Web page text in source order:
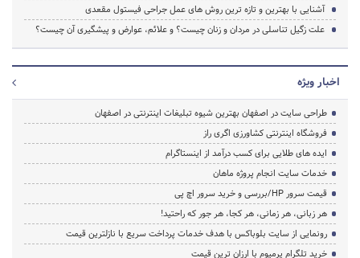
آشنایی با بهترین و تازه ترین روش های عمل جراحی فیستول مقعدی
علت زگیل تناسلی در مردان و زنان چیست؟ و علائم، عوارض و پیشگیری آن چیست؟
اخبار ویژه
طراحی سایت در اصفهان بهترین شیوه تبلیغات اینترنتی در اصفهان
فروشگاه اینترنتی کشاورزی اگری راز
ایده های طلایی برای کسب درآمد از اینستاگرام
خدمات سایت انجام پروژه ماهان
قیمت سرور HP/بررسی و خرید سرور اچ پی
هر زبانی، هر زمانی، هر کجا، هر جور که راحتید!
رونمایی از سایت بلوباکس با هدف خدمات پرداخت سریع با نازلترین قیمت
خرید تلگرام پرمیوم با ارزان ترین قیمت